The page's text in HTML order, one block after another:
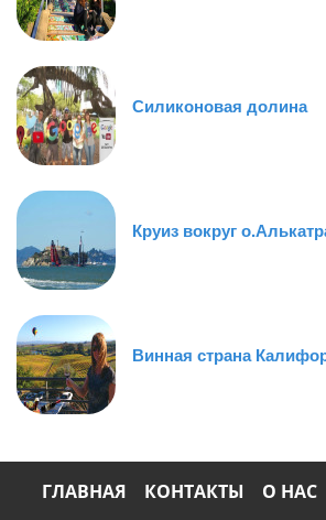
Силиконовая долина
Круиз вокруг
Винная страна
ГЛАВНАЯ КОНТАКТЫ О НАС